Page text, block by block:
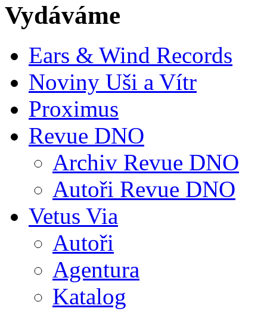
Vydáváme
Ears & Wind Records
Noviny Uši a Vítr
Proximus
Revue DNO
Archiv Revue DNO
Autoři Revue DNO
Vetus Via
Autoři
Agentura
Katalog